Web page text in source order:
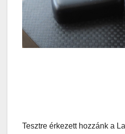
Tesztre érkezett hozzánk a